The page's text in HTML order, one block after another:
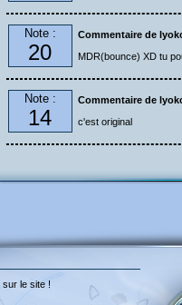
Note :
20
Commentaire de
MDR(bounce) XD tu
Note :
14
Commentaire de
c'est original
sur le site !